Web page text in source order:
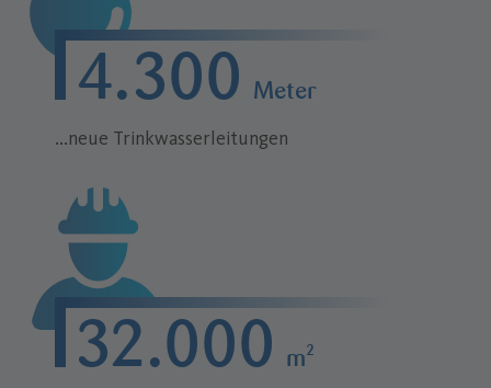
4.300 Meter
...neue Trinkwasserleitungen
32.000 m²